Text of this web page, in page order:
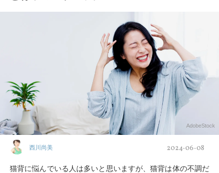
AdobeStock
西川尚美 2024-06-08
猫背に悩んでいる人は多いと思いますが、猫背は体の不調だ